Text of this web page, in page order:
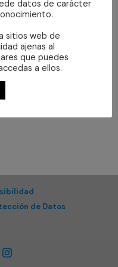
vistas
de Datos
datos de carácter
sitios web de
ajenas al
que puedes
a ellos.